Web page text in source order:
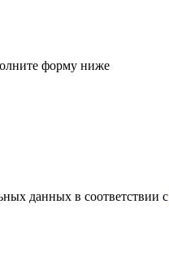
форму ниже
данных в соответствии с